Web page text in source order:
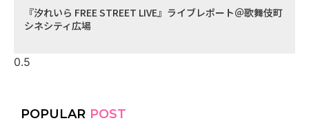
『汐れいら FREE STREET LIVE』ライブレポート＠歌舞伎町
シネシティ広場
POPULAR POST